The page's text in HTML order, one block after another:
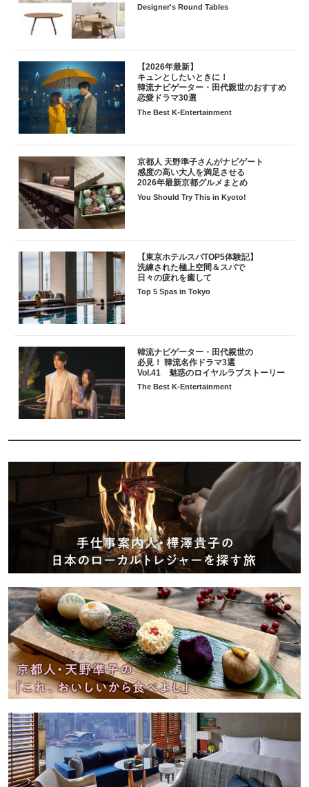
Designer's Round Tables
【2026年最新】
キュンとしたいときに！
韓流ナビゲーター・田代親世のおすすめ
恋愛ドラマ30選
The Best K-Entertainment
京都人 天野準子さんがナビゲート
感度の高い大人を満足させる
2026年最新京都グルメまとめ
You Should Try This in Kyoto!
【東京ホテルスパTOP5体験記】
洗練された極上空間＆スパで
日々の疲れを癒して
Top 5 Spas in Tokyo
韓流ナビゲーター・田代親世の
必見！ 韓流名作ドラマ3選
Vol.41 魅惑のロイヤルラブストーリー
The Best K-Entertainment